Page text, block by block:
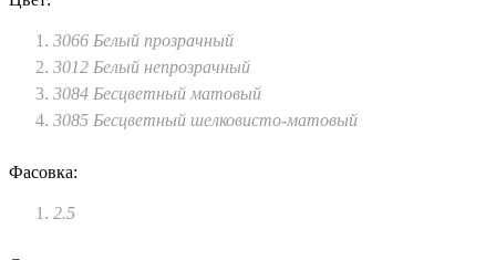
3066 Белый прозрачный
3012 Белый непрозрачный
3084 Бесцветный матовый
3085 Бесцветный шелковисто-матовый
Фасовка:
2.5